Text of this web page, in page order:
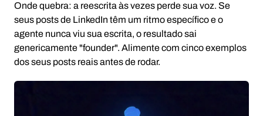
Onde quebra: a reescrita às vezes perde sua voz. Se
seus posts de LinkedIn têm um ritmo específico e o
agente nunca viu sua escrita, o resultado sai
genericamente "founder". Alimente com cinco exemplos
dos seus posts reais antes de rodar.